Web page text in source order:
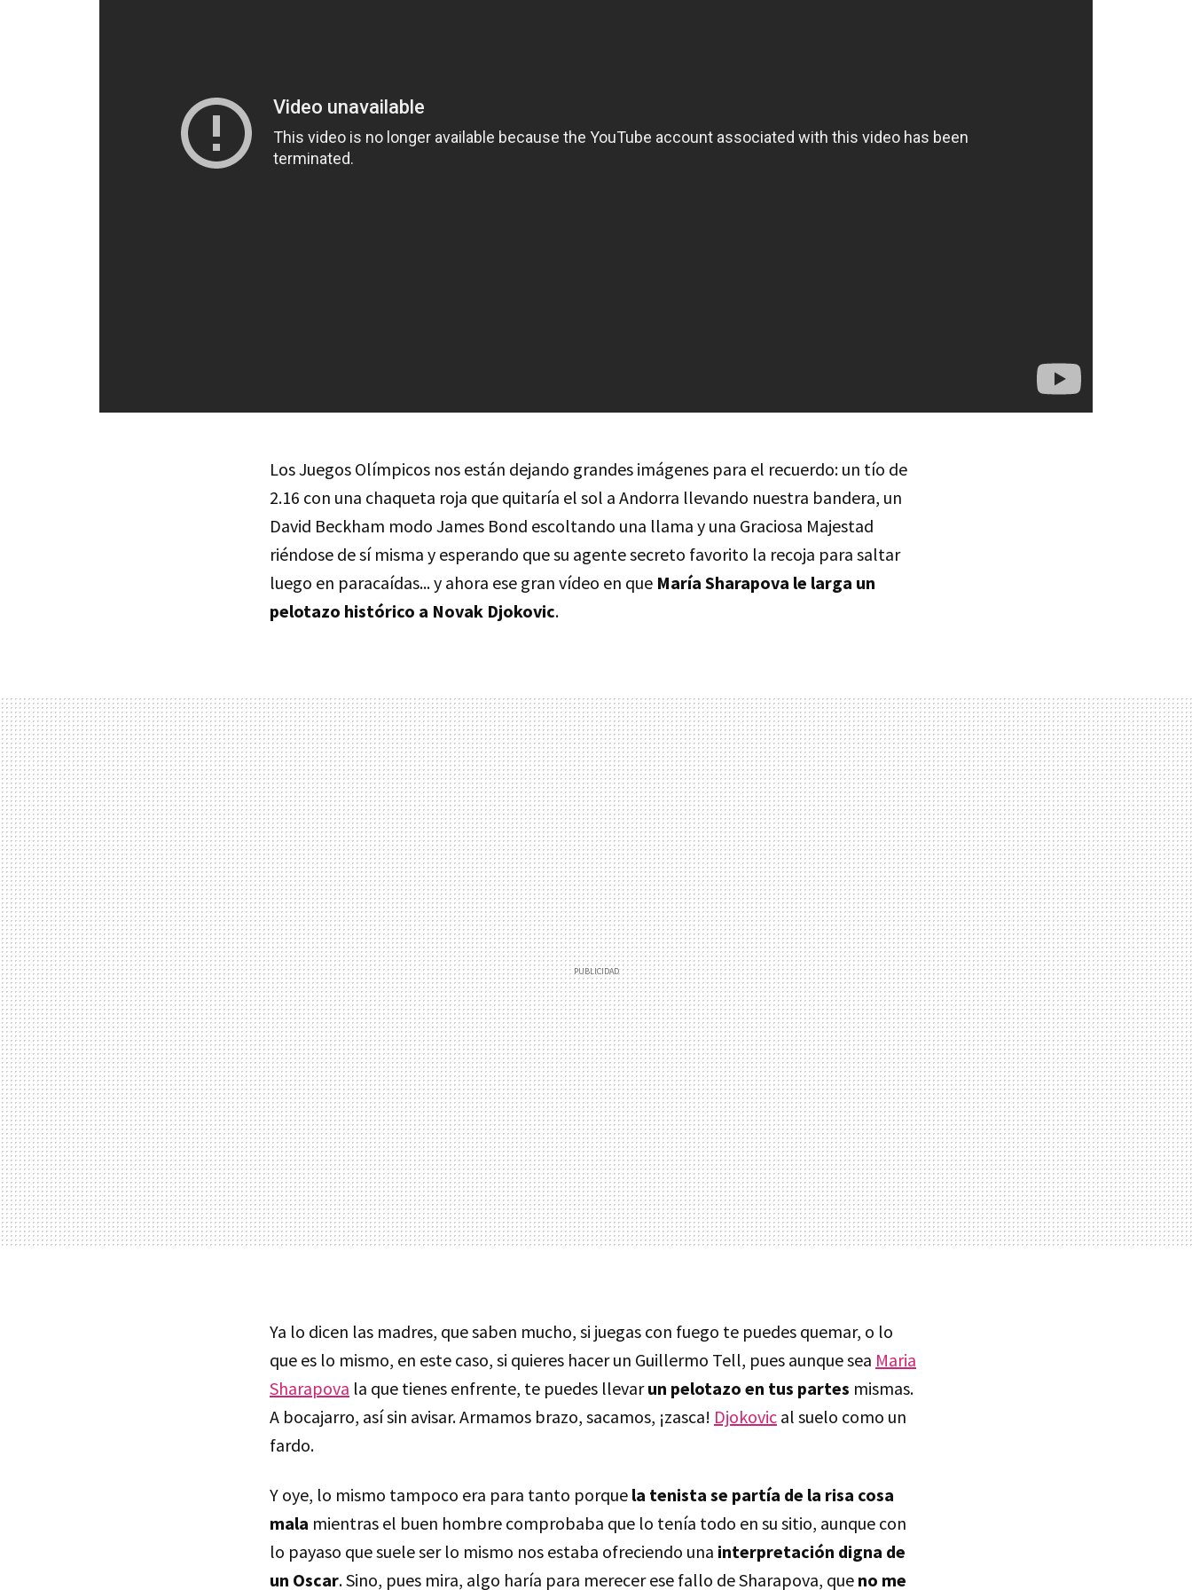
Los Juegos Olímpicos nos están dejando grandes imágenes para el recuerdo: un tío de
2.16 con una chaqueta roja que quitaría el sol a Andorra llevando nuestra bandera, un
David Beckham modo James Bond escoltando una llama y una Graciosa Majestad
riéndose de sí misma y esperando que su agente secreto favorito la recoja para saltar
luego en paracaídas... y ahora ese gran vídeo en que María Sharapova le larga un
pelotazo histórico a Novak Djokovic.
Ya lo dicen las madres, que saben mucho, si juegas con fuego te puedes quemar, o lo
que es lo mismo, en este caso, si quieres hacer un Guillermo Tell, pues aunque sea Maria
Sharapova la que tienes enfrente, te puedes llevarun pelotazo en tus partes mismas.
A bocajarro, así sin avisar. Armamos brazo, sacamos, ¡zasca! Djokovic al suelo como un
fardo.
Y oye, lo mismo tampoco era para tanto porque la tenista se partía de la risa cosa
mala mientras el buen hombre comprobaba que lo tenía todo en su sitio, aunque con
lo payaso que suele ser lo mismo nos estaba ofreciendo una interpretación digna de
un Oscar. Sino, pues mira, algo haría para merecer ese fallo de Sharapova, que no me